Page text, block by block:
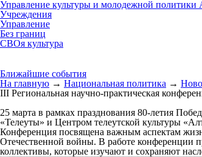
Управление культуры и молодежной политики
Учреждения
Управление
Без границ
СВОя культура
Ближайшие события
На главную → Национальная политика →
III Региональная научно-практическая
25 марта в рамках празднования 80-летия
«Телеуты» и Центром телеутской культуры
Конференция посвящена важным аспектам
Отечественной войны. В работе конференции
коллективы, которые изучают и сохраняют